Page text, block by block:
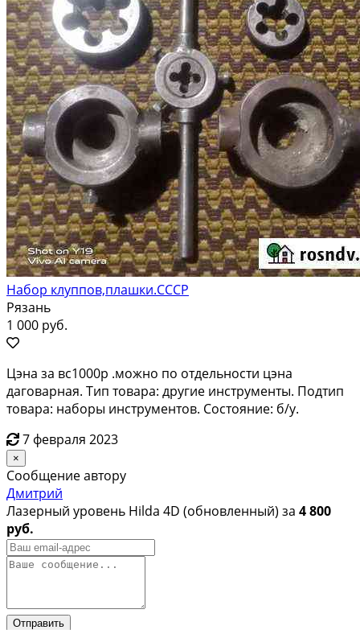
Набор клуппов,плашки.СССР
Рязань
1 000 руб.
Цэна за вс1000р .можно по отдельности цэна
даговарная. Тип товара: другие инструменты. Подтип
товара: наборы инструментов. Состояние: б/у.
7 февраля 2023
×
Сообщение автору
Дмитрий
Лазерный уровень Hilda 4D (обновленный) за 4 800
руб.
Отправить